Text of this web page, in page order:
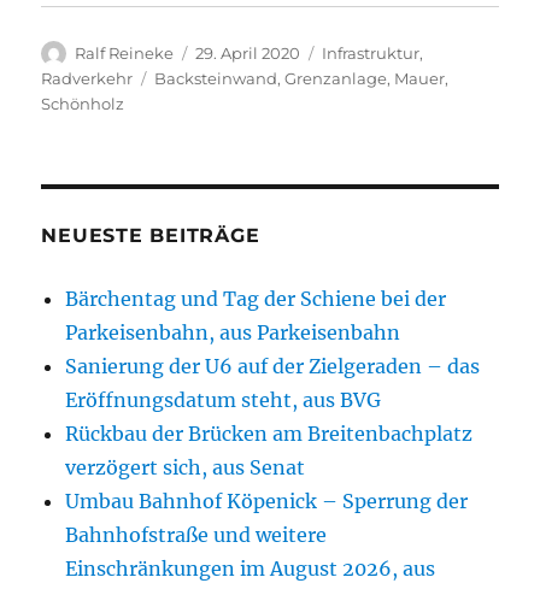
Autor
Ralf Reineke
Veröffentlicht
am
29. April 2020 Kategorien
Infrastruktur,
Radverkehr
Schlagwörter
Backsteinwand,Grenzanlage, Mauer,
Schönholz
NEUESTE BEITRÄGE
Bärchentag und Tag der Schiene bei der
Parkeisenbahn, aus Parkeisenbahn
Sanierung der U6 auf der Zielgeraden – das
Eröffnungsdatum steht, aus BVG
Rückbau der Brücken am Breitenbachplatz
verzögert sich, aus Senat
Umbau Bahnhof Köpenick – Sperrung der
Bahnhofstraße und weitere
Einschränkungen im August 2026, aus